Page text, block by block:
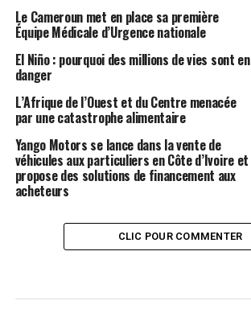
Le Cameroun met en place sa première
Équipe Médicale d’Urgence nationale
El Niño : pourquoi des millions de vies sont en
danger
L’Afrique de l’Ouest et du Centre menacée
par une catastrophe alimentaire
Yango Motors se lance dans la vente de
véhicules aux particuliers en Côte d’Ivoire et
propose des solutions de financement aux
acheteurs
CLIC POUR COMMENTER